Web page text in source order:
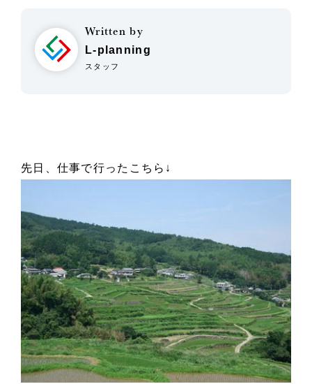
Written by
L-planning
スタッフ
先日、仕事で行ったこちら↓